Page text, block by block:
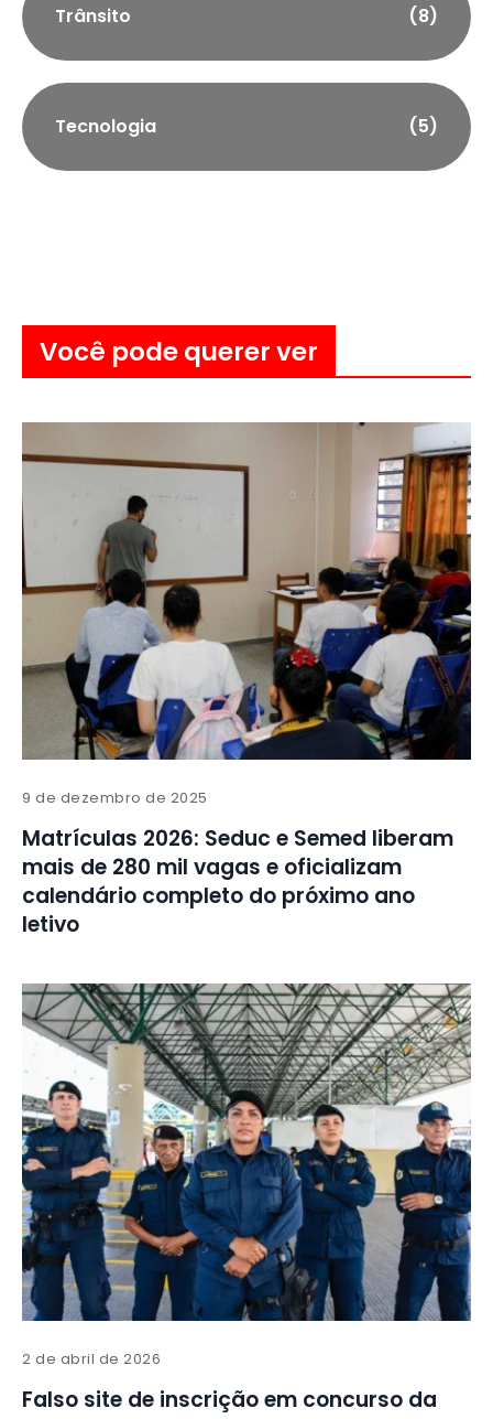
Trânsito (8)
Tecnologia (5)
Você pode querer ver
9 de dezembro de 2025
Matrículas 2026: Seduc e Semed liberam
mais de 280 mil vagas e oficializam
calendário completo do próximo ano
letivo
2 de abril de 2026
Falso site de inscrição em concurso da